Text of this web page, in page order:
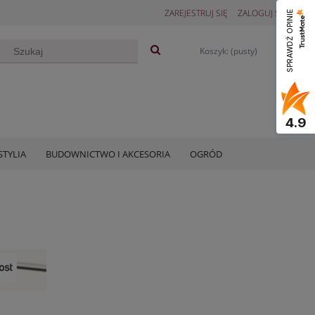
ZAREJESTRUJ SIĘ ZALOGUJ SIĘ
Koszyk: (pusty)
BUDOWNICTWO I AKCESORIA OGRÓD
SPRAWDŹ OPINIE
4.9